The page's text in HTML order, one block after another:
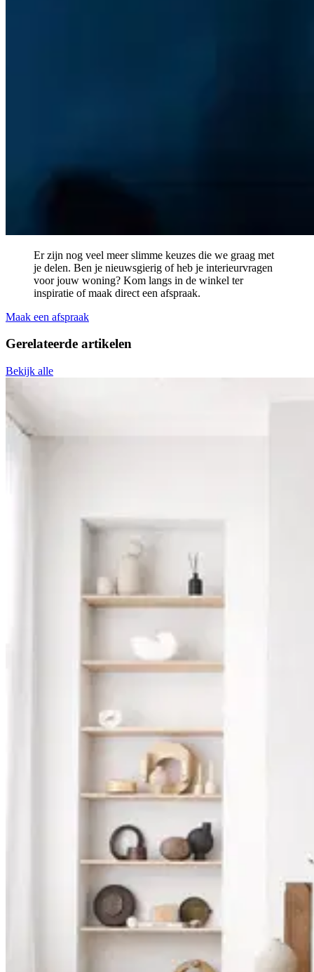
Er zijn nog veel meer slimme keuzes die we graag met
je delen. Ben je nieuwsgierig of heb je interieurvragen
voor jouw woning? Kom langs in de winkel ter
inspiratie of maak direct een afspraak.
Maak een afspraak
Gerelateerde artikelen
Bekijk alle